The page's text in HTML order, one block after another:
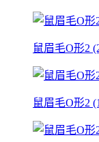
鼠眉毛O形2
鼠眉毛O形2